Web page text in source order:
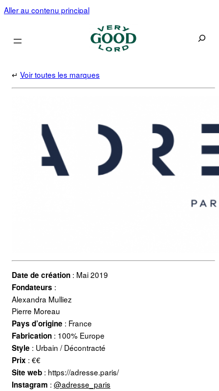
Aller au contenu principal
↵ Voir toutes les marques
Date de création : Mai 2019
Fondateurs :
Alexandra Mulliez
Pierre Moreau
Pays d’origine : France
Fabrication : 100% Europe
Style : Urbain / Décontracté
Prix : €€
Site web : https://adresse.paris/
Instagram : @adresse_paris